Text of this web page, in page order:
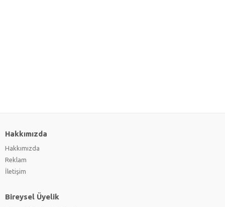
Hakkımızda
Hakkımızda
Reklam
İletişim
Bireysel Üyelik